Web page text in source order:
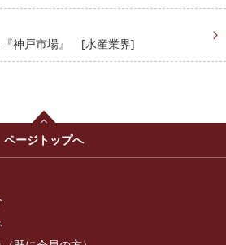
『神戸市場』 [水産業界]
ページトップへ